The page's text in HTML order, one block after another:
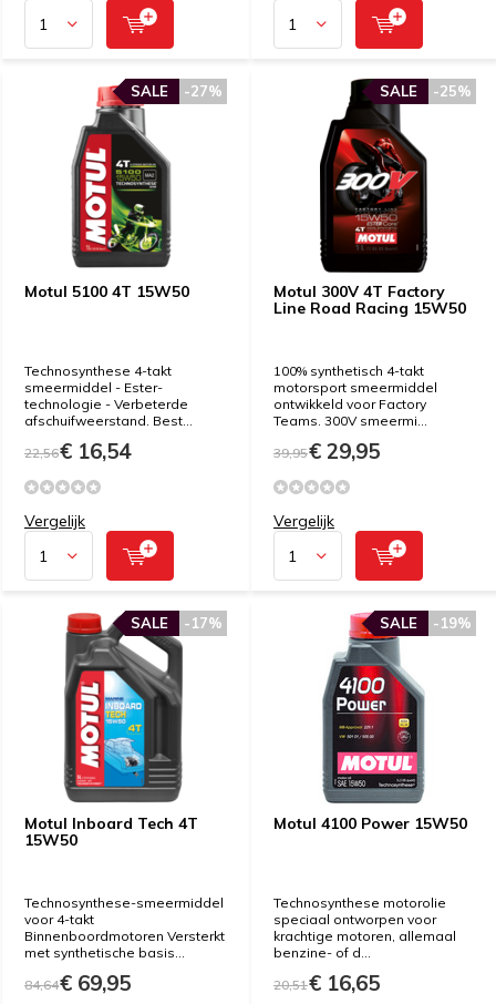
Motul 5100 4T 15W50
-27%
SALE
Technosynthese 4-takt
smeermiddel - Ester-
technologie - Verbeterde
afschuifweerstand. Best...
22,56€ 16,54
Vergelijk
Motul 300V 4T Factory
Line Road Racing 15W50
-25%
SALE
100% synthetisch 4-takt
motorsport smeermiddel
ontwikkeld voor Factory
Teams. 300V smeermi...
39,95€ 29,95
Vergelijk
Motul Inboard Tech 4T
15W50
-17%
SALE
Technosynthese-smeermiddel
voor 4-takt
Binnenboordmotoren Versterkt
met synthetische basis...
84,64€ 69,95
Motul 4100 Power 15W50
-19%
SALE
Technosynthese motorolie
speciaal ontworpen voor
krachtige motoren, allemaal
benzine- of d...
20,51€ 16,65